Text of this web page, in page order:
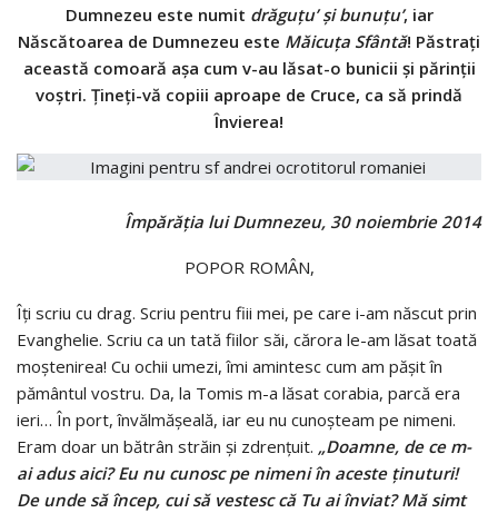
Dumnezeu este numit drăguțu’și bunuțu’, iar
Născătoarea de Dumnezeu este Măicuța Sfântă! Păstrați
această comoară așa cum v-au lăsat-o bunicii și părinții
voștri. Țineți-vă copiii aproape de Cruce, ca să prindă
Învierea!
Împărăția lui Dumnezeu, 30 noiembrie 2014
POPOR ROMÂN,
Îţi scriu cu drag. Scriu pentru fiii mei, pe care i-am născut prin
Evanghelie. Scriu ca un tată fiilor săi, cărora le-am lăsat toată
moștenirea! Cu ochii umezi, îmi amintesc cum am pășit în
pământul vostru. Da, la Tomis m-a lăsat corabia, parcă era
ieri… În port, învălmășeală, iar eu nu cunoșteam pe nimeni.
Eram doar un bătrân străin și zdrențuit. „Doamne, de ce m-
ai adus aici? Eu nu cunosc pe nimeni în aceste ținuturi!
De unde să încep, cui să vestesc că Tu ai înviat? Mă simt